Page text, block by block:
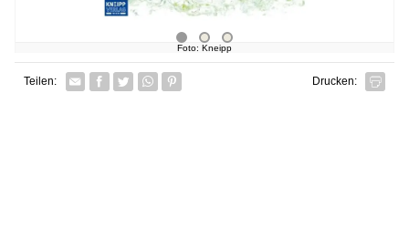
Foto: Kneipp
Teilen: Facebook
TwitterWhatsapp senden
Pin it Drucken: